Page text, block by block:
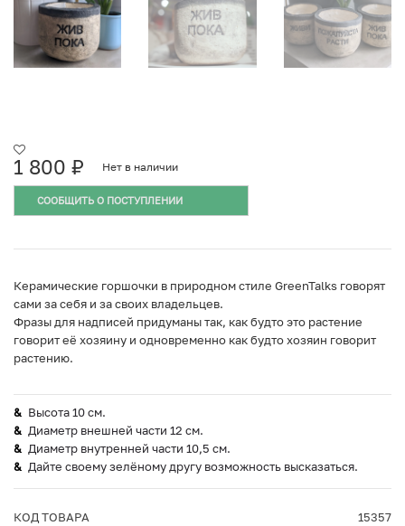
1 800 ₽ Нет в наличии
СООБЩИТЬ О ПОСТУПЛЕНИИ
Керамические горшочки в природном стиле GreenTalks говорят
сами за себя и за своих владельцев.
Фразы для надписей придуманы так, как будто это растение
говорит её хозяину и одновременно как будто хозяин говорит
растению.
Высота 10 см.
Диаметр внешней части 12 см.
Диаметр внутренней части 10,5 см.
Дайте своему зелёному другу возможность высказаться.
КОД ТОВАРА 15357